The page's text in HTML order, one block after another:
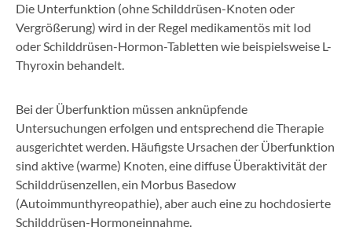
Die Unterfunktion (ohne Schilddrüsen-Knoten oder
Vergrößerung) wird in der Regel medikamentös mit Iod
oder Schilddrüsen-Hormon-Tabletten wie beispielsweise L-
Thyroxin behandelt.
Bei der Überfunktion müssen anknüpfende
Untersuchungen erfolgen und entsprechend die Therapie
ausgerichtet werden. Häufigste Ursachen der Überfunktion
sind aktive (warme) Knoten, eine diffuse Überaktivität der
Schilddrüsenzellen, ein Morbus Basedow
(Autoimmunthyreopathie), aber auch eine zu hochdosierte
Schilddrüsen-Hormoneinnahme.